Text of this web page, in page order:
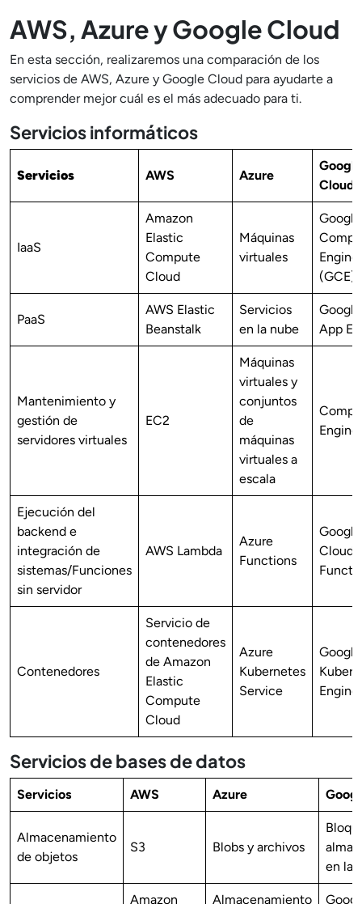
AWS, Azure y Google Cloud
En esta sección, realizaremos una comparación de los
servicios de AWS, Azure y Google Cloud para ayudarte a
comprender mejor cuál es el más adecuado para ti.
Servicios informáticos
Servicios AWS Azure
Google
Cloud
IaaS
Amazon
Elastic
Compute
Cloud
Máquinas
virtuales
Google
Engine
(GCE)
PaaS
AWS Elastic
Beanstalk
Servicios
en la nube
Google
App
Mantenimiento y
gestión de
servidores virtuales
EC2
Máquinas
virtuales y
conjuntos
de
máquinas
virtuales a
escala
Engine
Ejecución del
backend e
integración de
sistemas/Funciones
sin servidor
AWS Lambda
Azure
Functions
Google
Cloud
Contenedores
Servicio de
contenedores
de Amazon
Elastic
Compute
Cloud
Azure
Kubernetes
Service
Google
Engine
Servicios de bases de datos
Servicios AWS Azure
Almacenamiento
de objetos
S3 Blobs y archivos
en la
Amazon
Almacenamiento